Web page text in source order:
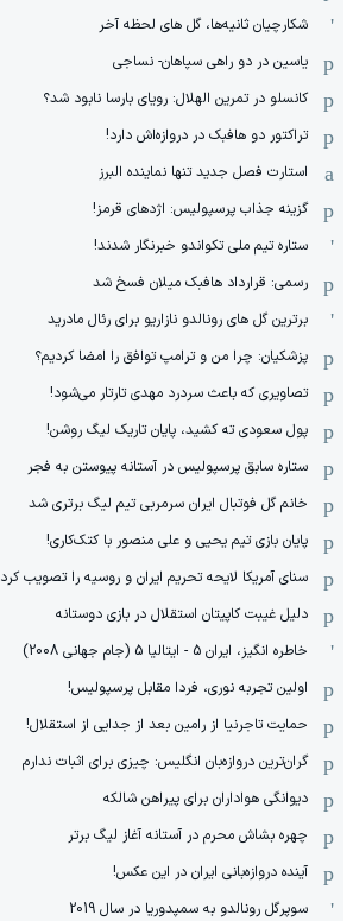
شکارچیان ثانیه‌ها، گل های لحظه آخر
یاسین در دو راهی سپاهان- نساجی
کانسلو در تمرین الهلال: رویای بارسا نابود شد؟
تراکتور دو هافبک در دروازه‌اش دارد!
استارت فصل جدید تنها نماینده البرز
گزینه جذاب پرسپولیس: اژدهای قرمز!
ستاره تیم ملی تکواندو خبرنگار شدند!
رسمی: قرارداد هافبک میلان فسخ شد
برترین گل های رونالدو نازاریو برای رئال مادرید
پزشکیان: چرا من و ترامپ توافق را امضا کردیم؟
تصاویری که باعث سردرد مهدی تارتار می‌شود!
پول سعودی ته کشید، پایان تاریک لیگ روشن!
ستاره سابق پرسپولیس در آستانه پیوستن به فجر
خانم گل فوتبال ایران سرمربی تیم لیگ برتری شد
پایان بازی تیم یحیی و علی منصور با کتک‌کاری!
سنای آمریکا لایحه تحریم ایران و روسیه را تصویب کرد
دلیل غیبت کاپیتان استقلال در بازی دوستانه
خاطره انگیز، ایران 5 - ایتالیا 5 (جام جهانی 2008)
اولین تجربه نوری، فردا مقابل پرسپولیس!
حمایت تاجرنیا از رامین بعد از جدایی از استقلال!
گران‌ترین دروازه‌بان انگلیس: چیزی برای اثبات ندارم
دیوانگی هواداران برای پیراهن شالکه
چهره بشاش محرم در آستانه آغاز لیگ برتر
آینده دروازه‌بانی ایران در این عکس!
سوپرگل رونالدو به سمپدوریا در سال 2019